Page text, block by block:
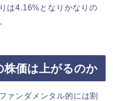
は4.16%となりかなりの
価は上がるのか
ァンダメンタル的には割